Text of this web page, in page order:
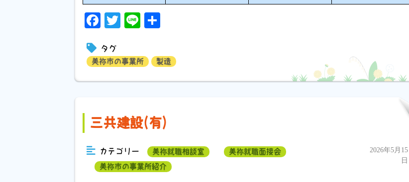
Facebook
Twitter
Line
タグ
美祢市の事業所 製造
三共建設(有)
カテゴリー 美祢就職相談室
美祢就職面接会
美祢市の事業所紹介
2026年5月15
日